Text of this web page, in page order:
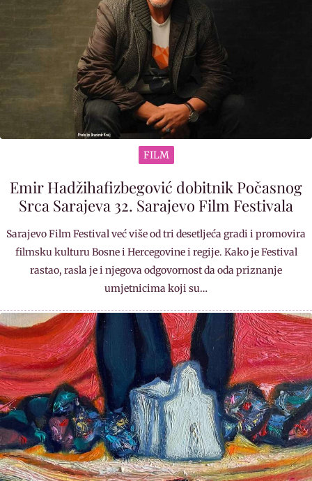
FILM
Emir Hadžihafizbegović dobitnik Počasnog
Srca Sarajeva 32. Sarajevo Film Festivala
Sarajevo Film Festival već više od tri desetljeća gradi i promovira
filmsku kulturu Bosne i Hercegovine i regije. Kako je Festival
rastao, rasla je i njegova odgovornost da oda priznanje
umjetnicima koji su…